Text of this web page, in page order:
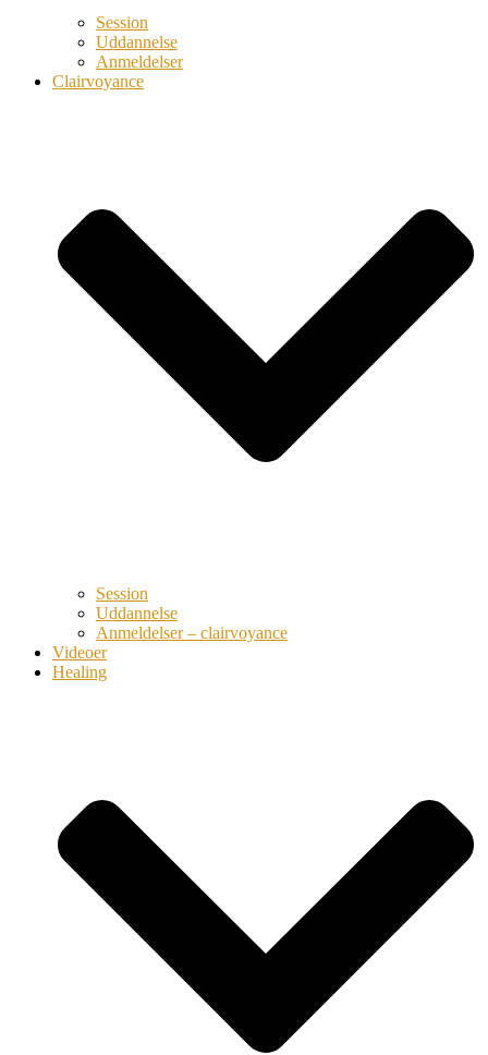
Session
Uddannelse
Anmeldelser
Clairvoyance
Session
Uddannelse
Anmeldelser – clairvoyance
Videoer
Healing